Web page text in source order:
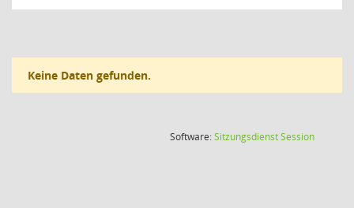
Keine Daten gefunden.
Software:SitzungsdienstSession(Wird in